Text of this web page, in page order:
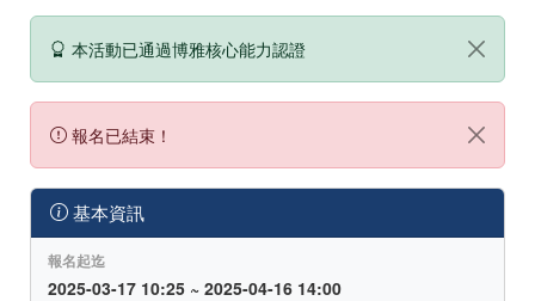
本活動已通過博雅核心能力認證
報名已結束！
基本資訊
報名起迄
2025-03-17 10:25 ~ 2025-04-16 14:00